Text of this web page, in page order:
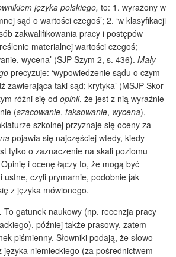
języka polskiego, to: 1. wyrażony w
sąd o wartości czegoś’; 2. ‘w klasyfikacji
zakwalifikowania pracy i postępów
materialnej wartości czegoś;
wycena’ (SJP Szym 2, s. 436). Mały
precyzuje: ‘wypowiedzenie sądu o czym
zawierająca taki sąd; krytyka’ (MSJP Skor
różni się od opinii, że jest z nią wyraźnie
(szacowanie, taksowanie, wycena),
szkolnej przyznaje się oceny za
pojawia się najczęściej wtedy, kiedy
tylko o zaznaczenie na skali poziomu
i ocenę łączy to, że mogą być
ustne, czyli prymarnie, podobnie jak
z języka mówionego.
To gatunek naukowy (np. recenzja pracy
później także prasowy, zatem
piśmienny. Słowniki podają, że słowo
języka niemieckiego (za pośrednictwem